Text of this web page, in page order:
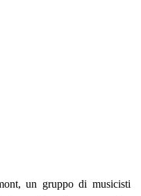
un gruppo di musicisti